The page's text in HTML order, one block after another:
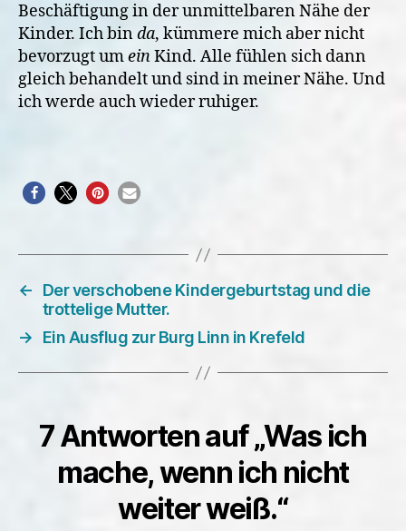
Beschäftigung in der unmittelbaren Nähe der
Kinder. Ich binda, kümmere mich aber nicht
bevorzugt umeinKind. Alle fühlen sich dann
gleich behandelt und sind in meiner Nähe. Und
ich werde auch wieder ruhiger.
←
Der verschobene Kindergeburtstag und die
trottelige Mutter.
→
Ein Ausflug zur Burg Linn in Krefeld
7 Antworten auf „Was ich
mache, wenn ich nicht
weiter weiß.“